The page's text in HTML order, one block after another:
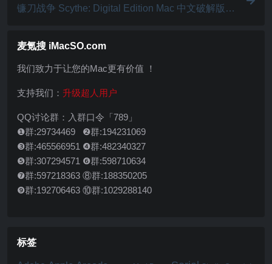
镰刀战争 Scythe: Digital Edition Mac 中文破解版
麦氪搜 iMacSO.com
我们致力于让您的Mac更有价值 ！
支持我们： 升级超人用户
QQ讨论群：入群口令「789」
❶群:29734469 ❷群:194231069
❸群:465566951 ❹群:482340327
❺群:307294571 ❻群:598710634
❼群:597218363 ⑧群:188350205
❾群:192706463 ⑩群:1029288140
标签